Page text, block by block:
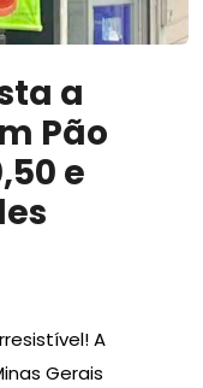
a
Pão
e
A
Gerais